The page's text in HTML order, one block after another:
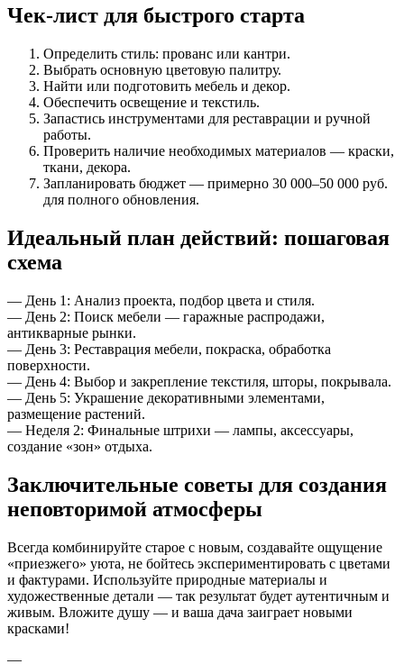
Чек-лист для быстрого старта
Определить стиль: прованс или кантри.
Выбрать основную цветовую палитру.
Найти или подготовить мебель и декор.
Обеспечить освещение и текстиль.
Запастись инструментами для реставрации и ручной
работы.
Проверить наличие необходимых материалов — краски,
ткани, декора.
Запланировать бюджет — примерно 30 000–50 000 руб.
для полного обновления.
Идеальный план действий: пошаговая
схема
— День 1: Анализ проекта, подбор цвета и стиля.
— День 2: Поиск мебели — гаражные распродажи,
антикварные рынки.
— День 3: Реставрация мебели, покраска, обработка
поверхности.
— День 4: Выбор и закрепление текстиля, шторы, покрывала.
— День 5: Украшение декоративными элементами,
размещение растений.
— Неделя 2: Финальные штрихи — лампы, аксессуары,
создание «зон» отдыха.
Заключительные советы для создания
неповторимой атмосферы
Всегда комбинируйте старое с новым, создавайте ощущение
«приезжего» уюта, не бойтесь экспериментировать с цветами
и фактурами. Используйте природные материалы и
художественные детали — так результат будет аутентичным и
живым. Вложите душу — и ваша дача заиграет новыми
красками!
—